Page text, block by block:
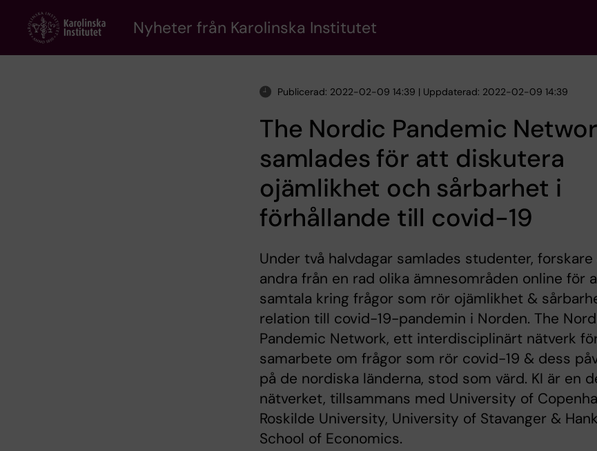
content
Nyheter från Karolinska Institutet
Publicerad: 2022-02-09 14:39 | Uppdaterad: 2022-02-09 14:39
The Nordic Pandemic
samlades för att diskutera
ojämlikhet och sårbarhet i
förhållande till covid-19
Under två halvdagar samlades studenter, forskare
andra från en rad olika ämnesområden online för
samtala kring frågor som rör ojämlikhet &
relation till covid-19-pandemin i Norden. The
Pandemic Network, ett interdisciplinärt nätverk
samarbete om frågor som rör covid-19 & dess
på de nordiska länderna, stod som värd. KI är en
nätverket, tillsammans med University of
Roskilde University, University of Stavanger &
School of Economics.